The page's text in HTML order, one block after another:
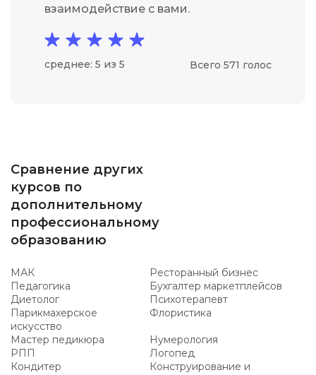
взаимодействие с вами.
среднее: 5 из 5 Всего 571 голос
Сравнение других
курсов по
дополнительному
профессиональному
образованию
МАК
Ресторанный бизнес
Педагогика
Бухгалтер маркетплейсов
Диетолог
Психотерапевт
Парикмахерское
искусство
Флористика
Мастер педикюра
Нумерология
РПП
Логопед
Кондитер
Конструирование и